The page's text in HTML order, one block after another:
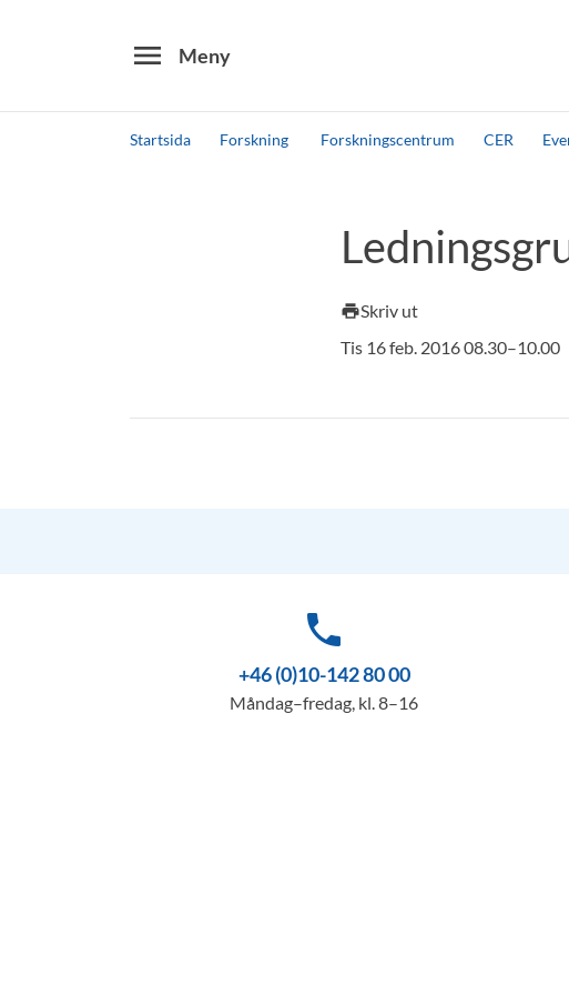
menu Meny
Startsida Forskning Forskningscentrum CER
Detta är vår testmiljö - endast testdata
printSkriv ut
Tis 16 feb. 2016 08.30–10.00
phone
+46 (0)10-142 80 00
Måndag–fredag, kl. 8–16